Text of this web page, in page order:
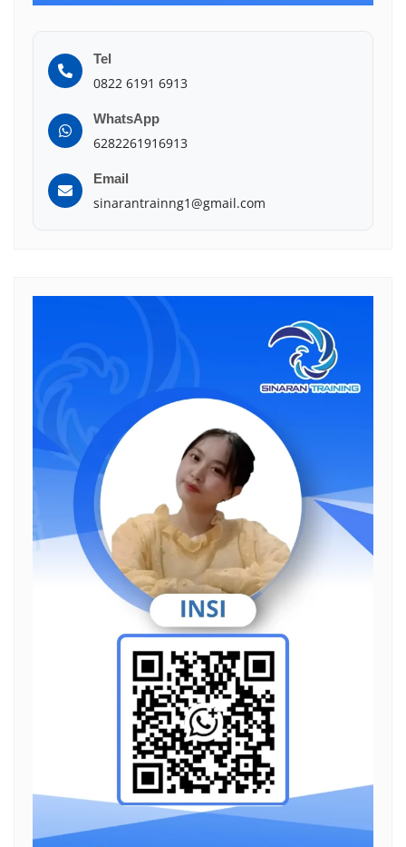
Tel
0822 6191 6913
WhatsApp
6282261916913
Email
sinarantrainng1@gmail.com